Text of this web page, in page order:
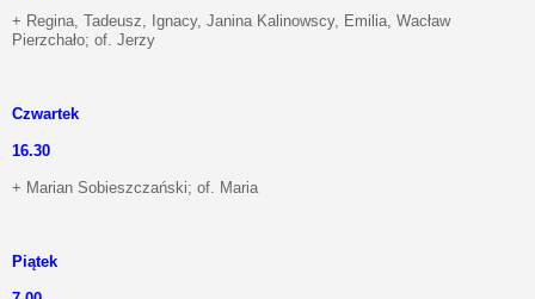
+ Regina, Tadeusz, Ignacy, Janina Kalinowscy, Emilia, Wacław
Pierzchało; of. Jerzy
Czwartek
16.30
+ Marian Sobieszczański; of. Maria
Piątek